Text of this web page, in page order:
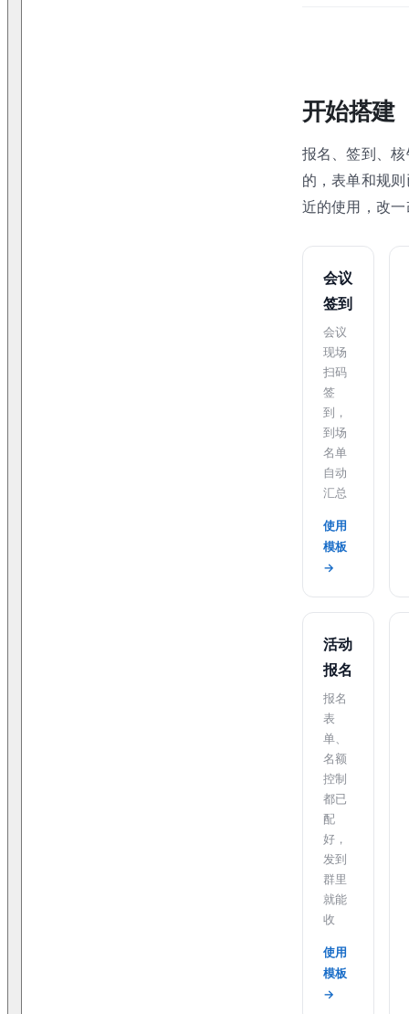
开始搭建
报名、签到、
的，表单和规
近的使用，改
会议
签到
会议
现场
扫码
签
到，
到场
名单
自动
汇总
使用
模板
→
活动
报名
报名
表
单、
名额
控制
都已
配
好，
发到
群里
就能
收
使用
模板
→